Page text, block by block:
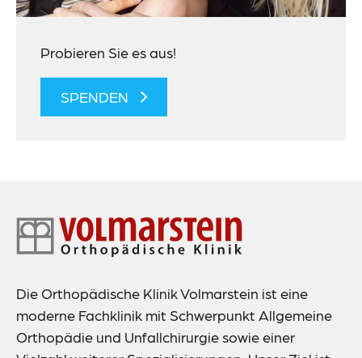
Probieren Sie es aus!
SPENDEN
Footer-
Navigation
Die Orthopädische Klinik Volmarstein ist eine
moderne Fachklinik mit Schwerpunkt Allgemeine
Orthopädie und Unfallchirurgie sowie einer